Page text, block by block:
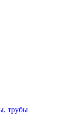
трубы